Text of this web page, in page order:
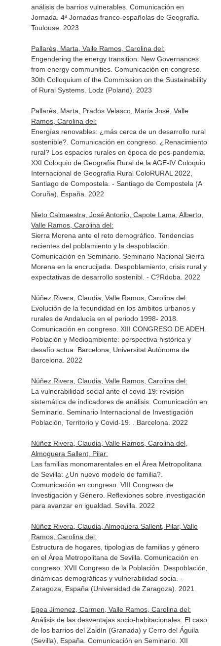
análisis de barrios vulnerables. Comunicación en
Jornada. 4ª Jornadas franco-españolas de Geografía.
Toulouse. 2023
Pallarès, Marta, Valle Ramos, Carolina del:
Engendering the energy transition: New Governances
from energy communities. Comunicación en congreso.
30th Colloquium of the Commission on the Sustainability
of Rural Systems. Lodz (Poland). 2023
Pallarès, Marta, Prados Velasco, María José, Valle
Ramos, Carolina del:
Energías renovables: ¿más cerca de un desarrollo rural
sostenible?. Comunicación en congreso. ¿Renacimiento
rural? Los espacios rurales en época de pos-pandemia.
XXI Coloquio de Geografía Rural de la AGE-IV Coloquio
Internacional de Geografía Rural ColoRURAL 2022,
Santiago de Compostela. - Santiago de Compostela (A
Coruña), España. 2022
Nieto Calmaestra, José Antonio, Capote Lama, Alberto,
Valle Ramos, Carolina del:
Sierra Morena ante el reto demográfico. Tendencias
recientes del poblamiento y la despoblación.
Comunicación en Seminario. Seminario Nacional Sierra
Morena en la encrucijada. Despoblamiento, crisis rural y
expectativas de desarrollo sostenibl. - C?Rdoba. 2022
Núñez Rivera, Claudia, Valle Ramos, Carolina del:
Evolución de la fecundidad en los ámbitos urbanos y
rurales de Andalucía en el periodo 1998- 2018.
Comunicación en congreso. XIII CONGRESO DE ADEH.
Población y Medioambiente: perspectiva histórica y
desafío actua. Barcelona, Universitat Autònoma de
Barcelona. 2022
Núñez Rivera, Claudia, Valle Ramos, Carolina del:
La vulnerabilidad social ante el covid-19: revisión
sistemática de indicadores de análisis. Comunicación en
Seminario. Seminario Internacional de Investigación
Población, Territorio y Covid-19. . Barcelona. 2022
Núñez Rivera, Claudia, Valle Ramos, Carolina del,
Almoguera Sallent, Pilar:
Las familias monomarentales en el Área Metropolitana
de Sevilla: ¿Un nuevo modelo de familia?.
Comunicación en congreso. VIII Congreso de
Investigación y Género. Reflexiones sobre investigación
para avanzar en igualdad. Sevilla. 2022
Núñez Rivera, Claudia, Almoguera Sallent, Pilar, Valle
Ramos, Carolina del:
Estructura de hogares, tipologias de familias y género
en el Área Metropolitana de Sevilla. Comunicación en
congreso. XVII Congreso de la Población. Despoblación,
dinámicas demográficas y vulnerabilidad socia. -
Zaragoza, España (Universidad de Zaragoza). 2021
Egea Jimenez, Carmen, Valle Ramos, Carolina del:
Análisis de las desventajas socio-habitacionales. El caso
de los barrios del Zaidín (Granada) y Cerro del Águila
(Sevilla), España. Comunicación en Seminario. XII